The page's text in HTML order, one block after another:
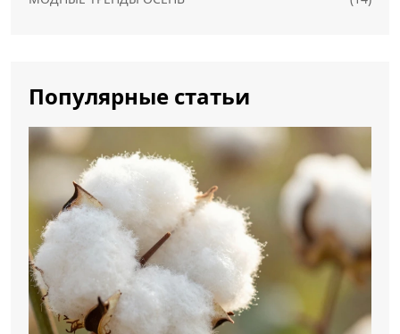
Популярные статьи